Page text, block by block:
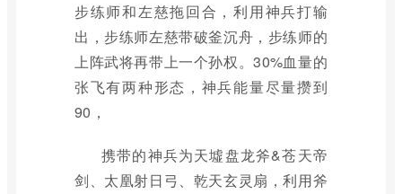
步练师和左慈拖回合，利用神兵打输
出，步练师左慈带破釜沉舟，步练师的
上阵武将再带上一个孙权。30%血量的
张飞有两种形态，神兵能量尽量攒到
90，
携带的神兵为天墟盘龙斧&苍天帝
剑、太凰射日弓、乾天玄灵扇，利用斧